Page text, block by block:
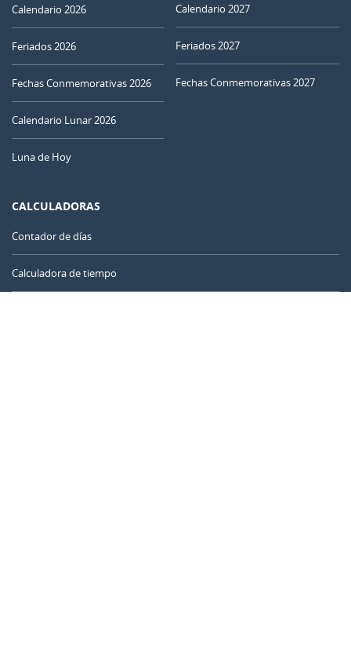
Calendario 2026
Feriados 2026
Fechas Conmemorativas 2026
Calendario Lunar 2026
Luna de Hoy
Calendario 2027
Feriados 2027
Fechas Conmemorativas 2027
CALCULADORAS
Contador de días
Calculadora de tiempo